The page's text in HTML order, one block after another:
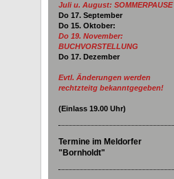
Juli u. August: SOMMERPAUSE
Do 17. September
Do 15. Oktober:
Do 19. November:
BUCHVORSTELLUNG
Do 17. Dezember
Evtl. Änderungen werden
rechtzteitg bekanntgegeben!
(Einlass 19.00 Uhr)
Termine im Meldorfer
"Bornholdt"